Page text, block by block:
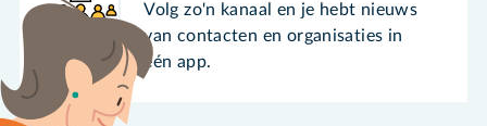
Volg zo'n kanaal en je hebt nieuws
van contacten en organisaties in
één app.